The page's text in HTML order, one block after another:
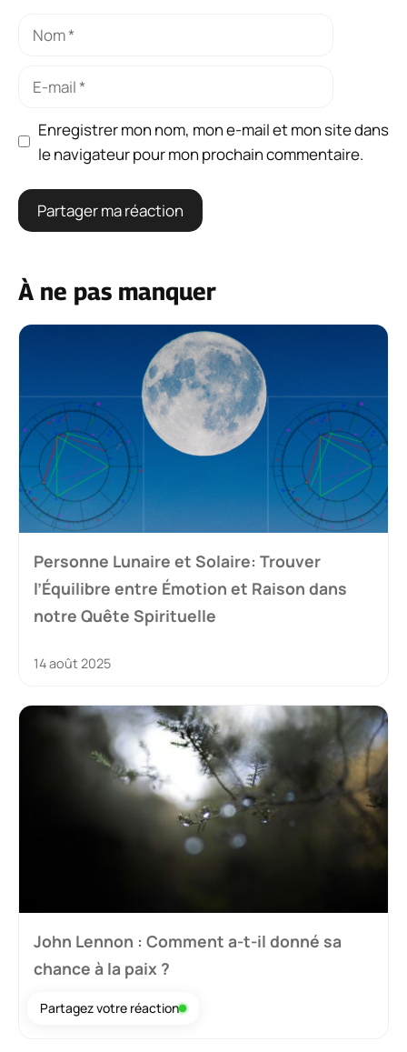
Nom
Enregistrer mon nom, mon e-mail et mon site dans
le navigateur pour mon prochain commentaire.
À ne pas manquer
Personne Lunaire et Solaire: Trouver
l’Équilibre entre Émotion et Raison dans
notre Quête Spirituelle
14 août 2025
John Lennon : Comment a-t-il donné sa
chance à la paix ?
10 août 2025
Partagez votre réaction